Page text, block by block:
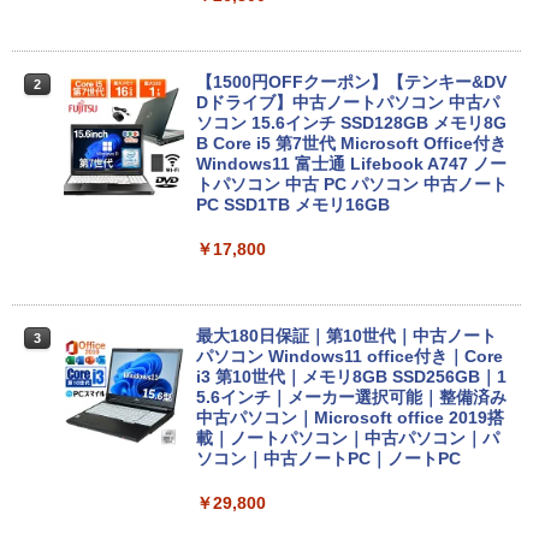
Anker Soundcore Liberty 5 ミッドナイトブ
ラック
￥14,990
レスイヤホン bluetooth イヤホン V12 小型
付き 防水 タッチ式音量調整 スポーツ/通勤/通
学/WEB会議(ホワイト)
￥1,964
Xiaomi シャオミ REDMI Buds 8 Lite ワイヤ
リング ANC 36時間再生
On My Road (Stadium ver.)
￥250
On My Road (Stadium ver.)
￥250
by Amazon 天然水ラベルレス 2L×9本
￥1,117
コカ・コーラ やかんの麦茶 from 爽健美茶 ラ
by Amazon 炭酸水 ラベルレス 500ml ×24本
強炭酸水 ペットボトル 500ミリリットル (Sm
art Basic)
HUNTER×HUNTER モノクロ版 39 (ジャンプ
コミックスDIGITAL)
￥572
版ビッグガンガンコミックス)
ONE PIECE モノクロ版 115 (ジャンプコミッ
クスDIGITAL)
￥594
2
【1500円OFFクーポン】【テンキー&DV
Dドライブ】中古ノートパソコン 中古パ
ソコン 15.6インチ SSD128GB メモリ8G
B Core i5 第7世代 Microsoft Office付き
Windows11 富士通 Lifebook A747 ノー
トパソコン 中古 PC パソコン 中古ノート
PC SSD1TB メモリ16GB
￥17,800
3
最大180日保証｜第10世代｜中古ノート
パソコン Windows11 office付き｜Core
i3 第10世代｜メモリ8GB SSD256GB｜1
5.6インチ｜メーカー選択可能｜整備済み
中古パソコン｜Microsoft office 2019搭
載｜ノートパソコン｜中古パソコン｜パ
ソコン｜中古ノートPC｜ノートPC
￥29,800